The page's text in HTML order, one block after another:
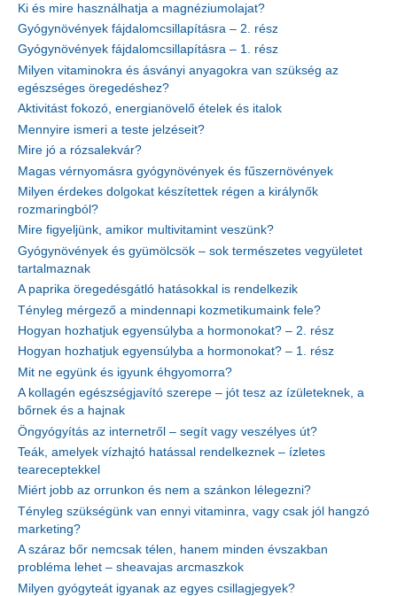
Ki és mire használhatja a magnéziumolajat?
Gyógynövények fájdalomcsillapításra – 2. rész
Gyógynövények fájdalomcsillapításra – 1. rész
Milyen vitaminokra és ásványi anyagokra van szükség az
egészséges öregedéshez?
Aktivitást fokozó, energianövelő ételek és italok
Mennyire ismeri a teste jelzéseit?
Mire jó a rózsalekvár?
Magas vérnyomásra gyógynövények és fűszernövények
Milyen érdekes dolgokat készítettek régen a királynők
rozmaringból?
Mire figyeljünk, amikor multivitamint veszünk?
Gyógynövények és gyümölcsök – sok természetes vegyületet
tartalmaznak
A paprika öregedésgátló hatásokkal is rendelkezik
Tényleg mérgező a mindennapi kozmetikumaink fele?
Hogyan hozhatjuk egyensúlyba a hormonokat? – 2. rész
Hogyan hozhatjuk egyensúlyba a hormonokat? – 1. rész
Mit ne együnk és igyunk éhgyomorra?
A kollagén egészségjavító szerepe – jót tesz az ízületeknek, a
bőrnek és a hajnak
Öngyógyítás az internetről – segít vagy veszélyes út?
Teák, amelyek vízhajtó hatással rendelkeznek – ízletes
teareceptekkel
Miért jobb az orrunkon és nem a szánkon lélegezni?
Tényleg szükségünk van ennyi vitaminra, vagy csak jól hangzó
marketing?
A száraz bőr nemcsak télen, hanem minden évszakban
probléma lehet – sheavajas arcmaszkok
Milyen gyógyteát igyanak az egyes csillagjegyek?